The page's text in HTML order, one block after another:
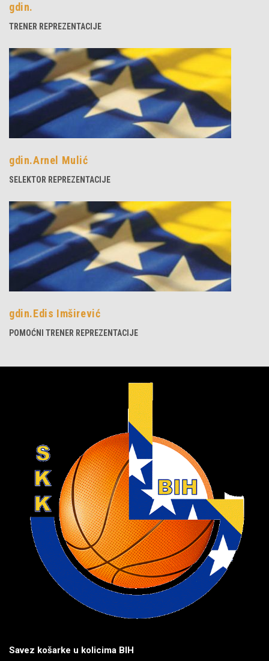
gdin.
TRENER REPREZENTACIJE
gdin.Arnel Mulić
SELEKTOR REPREZENTACIJE
gdin.Edis Imširević
POMOĆNI TRENER REPREZENTACIJE
Savez košarke u kolicima BIH